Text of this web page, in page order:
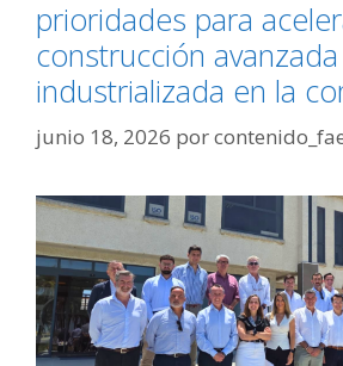
prioridades para
construcción
industrializada en la
junio 18, 2026 por